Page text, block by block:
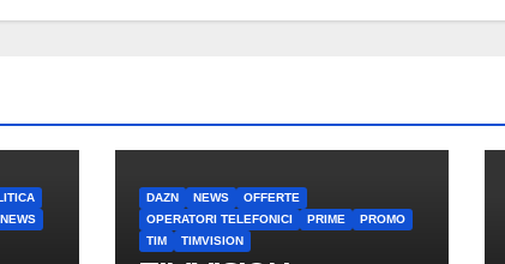
NEWS
DAZN NEWS
OFFERTE
OPERATORI TELEFONICI
PRIME
PROMO
TIM
TIMVISION